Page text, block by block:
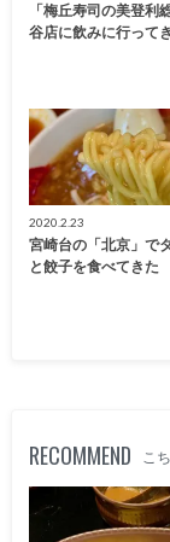
「梅丘寿司の美登利
谷店に飲みに行って
2020.2.23
宮崎台の「北京」で
と餃子を食べてきた
RECOMMEND こ